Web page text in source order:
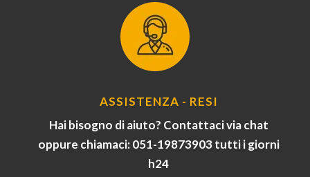
ASSISTENZA - RESI
Hai bisogno di aiuto? Contattaci via chat
oppure chiamaci: 051-19873903 tutti i giorni
h24